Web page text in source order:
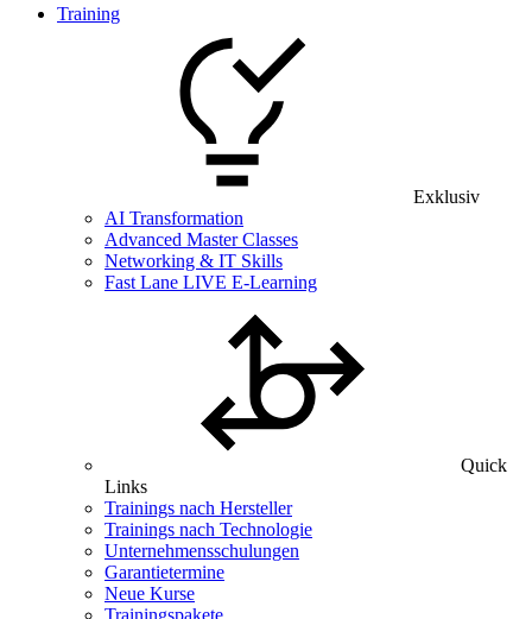
Training
Exklusiv
AI Transformation
Advanced Master Classes
Networking & IT Skills
Fast Lane LIVE E-Learning
Quick
Links
Trainings nach Hersteller
Trainings nach Technologie
Unternehmensschulungen
Garantietermine
Neue Kurse
Trainingspakete